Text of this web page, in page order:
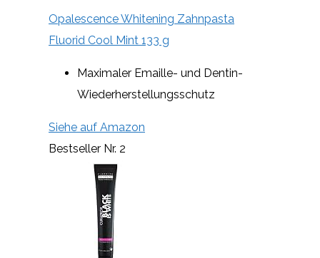
Opalescence Whitening Zahnpasta
Fluorid Cool Mint 133 g
Maximaler Emaille- und Dentin-
Wiederherstellungsschutz
Siehe auf Amazon
Bestseller Nr. 2